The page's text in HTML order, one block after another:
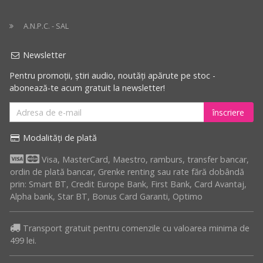
A.N.P.C. - SAL
Newsletter
Pentru promoții, știri audio, noutăți apărute pe stoc -
abonează-te acum gratuit la newsletter!
înscriere
Modalități de plată
Visa, MasterCard, Maestro, ramburs, transfer bancar,
ordin de plată bancar, Grenke renting sau rate fără dobândă
prin: Smart BT, Credit Europe Bank, First Bank, Card Avantaj,
Alpha bank, Star BT, Bonus Card Garanti, Optimo
Transport gratuit pentru comenzile cu valoarea minima de
499 lei.